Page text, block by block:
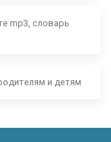
mp3, словарь
и детям